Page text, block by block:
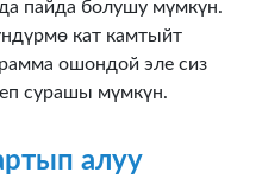
пайда болушу мүмкүн.
кат камтыйт
ошондой эле сиз
сурашы мүмкүн.
алуу